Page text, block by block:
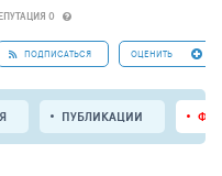
0
ПОДПИСАТЬСЯ ОЦЕНИТЬ
ПУБЛИКАЦИИ